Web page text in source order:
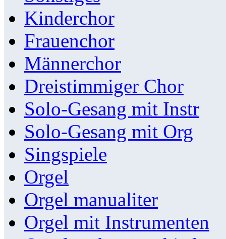
Kinderchor
Frauenchor
Männerchor
Dreistimmiger Chor
Solo-Gesang mit Instr
Solo-Gesang mit Org
Singspiele
Orgel
Orgel manualiter
Orgel mit Instrumenten